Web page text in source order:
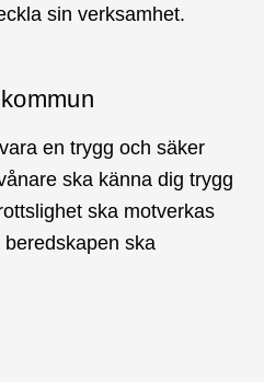
sin verksamhet.
en trygg och säker
ska känna dig trygg
ska motverkas
ska